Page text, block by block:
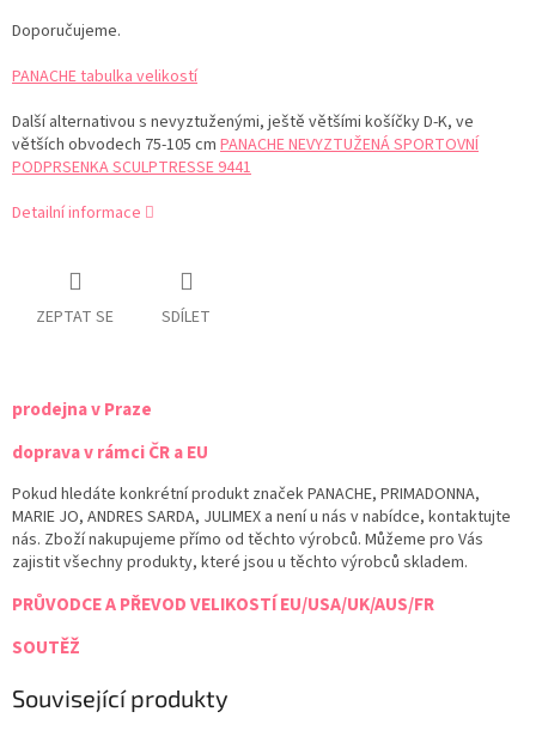
Doporučujeme.
PANACHE tabulka velikostí
Další alternativou s nevyztuženými, ještě většími košíčky D-K, ve
větších obvodech 75-105 cm PANACHE NEVYZTUŽENÁ SPORTOVNÍ
PODPRSENKA SCULPTRESSE 9441
Detailní informace
ZEPTAT SE SDÍLET
prodejna v Praze
doprava v rámci ČR a EU
Pokud hledáte konkrétní produkt značek PANACHE, PRIMADONNA,
MARIE JO, ANDRES SARDA, JULIMEX a není u nás v nabídce, kontaktujte
nás. Zboží nakupujeme přímo od těchto výrobců. Můžeme pro Vás
zajistit všechny produkty, které jsou u těchto výrobců skladem.
PRŮVODCE A PŘEVOD VELIKOSTÍ EU/USA/UK/AUS/FR
SOUTĚŽ
Související produkty